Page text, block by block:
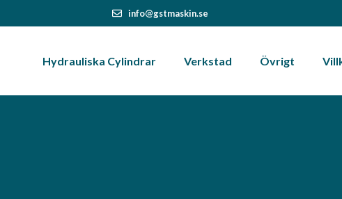
info@gstmaskin.se
Hydrauliska Cylindrar Verkstad Övrigt